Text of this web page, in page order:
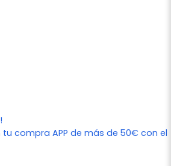
tu compra APP de más de 50€ con el